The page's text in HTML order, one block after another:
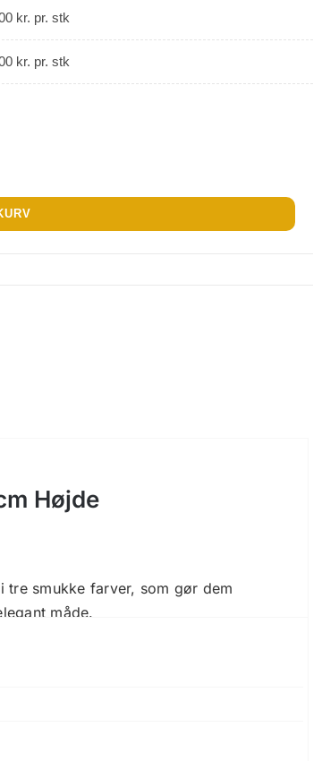
kr. pr. stk
kr. pr. stk
Højde
smukke farver, som gør dem
måde.
sekvens. Dette mønster er udregnet